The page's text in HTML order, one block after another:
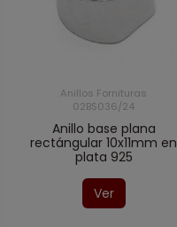
Anillos Fornituras
02BS036/24
Anillo base plana
rectángular 10x11mm en
plata 925
Ver